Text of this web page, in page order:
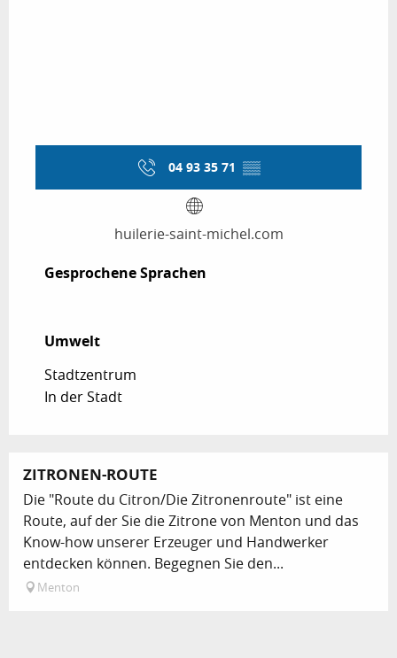
04 93 35 71 ▒▒
huilerie-saint-michel.com
Gesprochene Sprachen
Gesprochene Sprachen
Umwelt
Umwelt
Stadtzentrum
In der Stadt
ZITRONEN-ROUTE
Die "Route du Citron/Die Zitronenroute" ist eine
Route, auf der Sie die Zitrone von Menton und das
Know-how unserer Erzeuger und Handwerker
entdecken können. Begegnen Sie den...
Menton